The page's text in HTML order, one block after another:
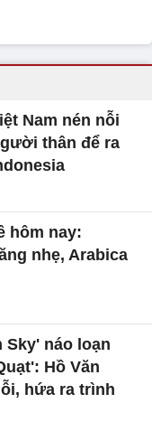
Nam nén nỗi
thân để ra
hôm nay:
nhẹ, Arabica
Sky' náo loạn
Hồ Văn
hứa ra trình